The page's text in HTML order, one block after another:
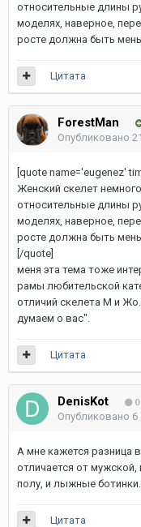
относительные длины
моделях, наверное,
росте должна быть
Цитата
ForestMan
Опубликовано
[quote name='eugenez'
Женский скелет
относительные длины
моделях, наверное,
росте должна быть
[/quote]
меня эта тема тоже
рамы любительской
отличий скелета М и
думаем о вас".
Цитата
DenisKot 0
Опубликовано 6
А мне кажется разница
отличается от
полу, и лыжные
Цитата